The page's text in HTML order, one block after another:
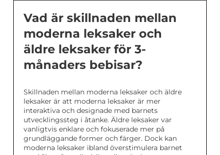
Vad är skillnaden mellan
moderna leksaker och
äldre leksaker för 3-
månaders bebisar?
Skillnaden mellan moderna leksaker och äldre
leksaker är att moderna leksaker är mer
interaktiva och designade med barnets
utvecklingssteg i åtanke. Äldre leksaker var
vanligtvis enklare och fokuserade mer på
grundläggande former och färger. Dock kan
moderna leksaker ibland överstimulera barnet